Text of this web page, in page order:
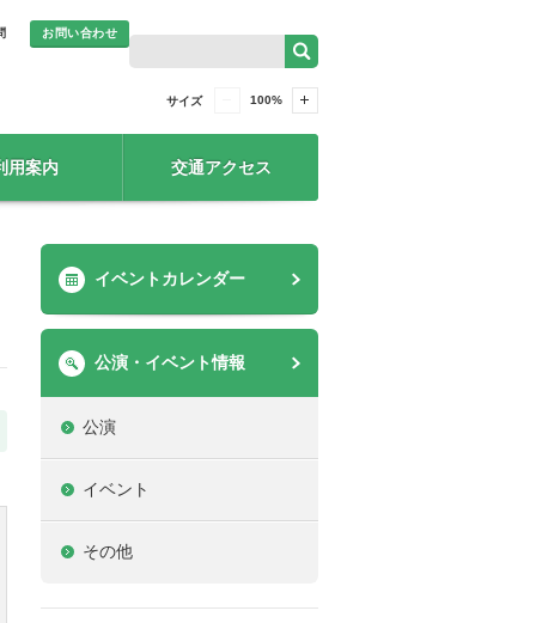
お問い合わせ
サイズ 100%
用案内 交通アクセス
イベントカレンダー
公演・イベント情報
公演
イベント
その他